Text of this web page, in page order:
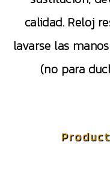
calidad. Reloj
lavarse las
(no para